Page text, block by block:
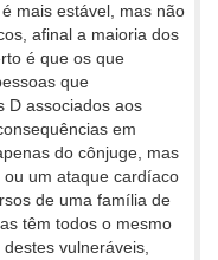
mais estável, mas não
afinal a maioria dos
é que os que
que
D associados aos
em
do cônjuge, mas
um ataque cardíaco
de uma família de
têm todos o mesmo
vulneráveis,